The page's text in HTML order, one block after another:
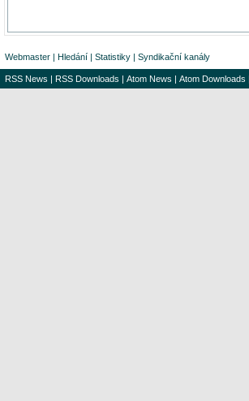
Webmaster | Hledání | Statistiky | Syndikační kanály
RSS News | RSS Downloads | Atom News | Atom Downloads